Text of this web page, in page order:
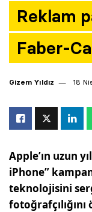
Reklam
Faber-
Gizem Yıldız 18
Apple’ın uzun
iPhone”
teknolojisini